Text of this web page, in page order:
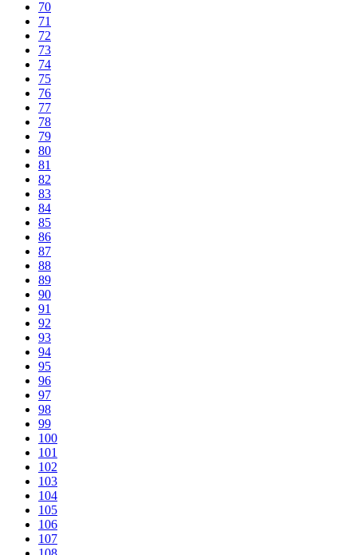
70
71
72
73
74
75
76
77
78
79
80
81
82
83
84
85
86
87
88
89
90
91
92
93
94
95
96
97
98
99
100
101
102
103
104
105
106
107